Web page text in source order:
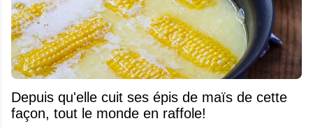
Depuis qu'elle cuit ses épis de maïs de cette
façon, tout le monde en raffole!